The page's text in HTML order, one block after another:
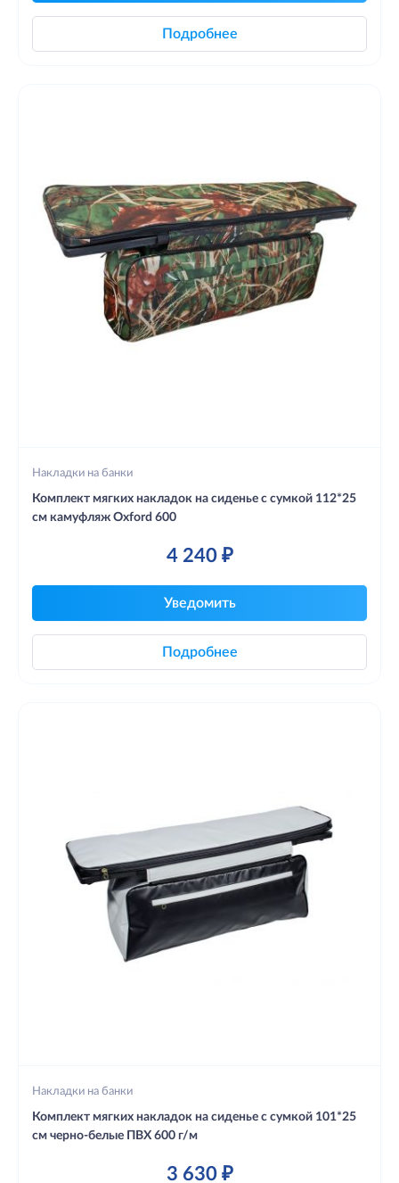
Подробнее
Накладки на банки
Комплект мягких накладок на сиденье с сумкой 112*25
см камуфляж Oxford 600
4 240 ₽
Уведомить
Подробнее
Накладки на банки
Комплект мягких накладок на сиденье с сумкой 101*25
см черно-белые ПВХ 600 г/м
3 630 ₽